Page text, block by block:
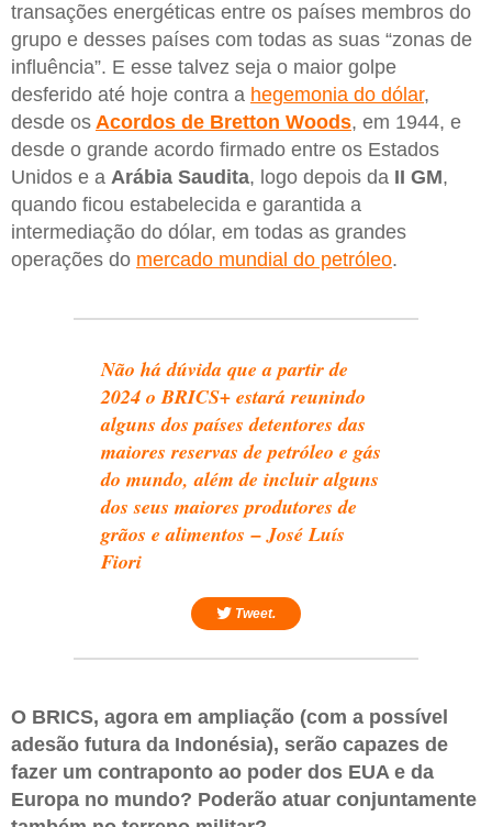
transações energéticas entre os países membros do
grupo e desses países com todas as suas “zonas de
influência”. E esse talvez seja o maior golpe
desferido até hoje contra a hegemonia do dólar,
desde os Acordos de Bretton Woods, em 1944, e
desde o grande acordo firmado entre os Estados
Unidos e a Arábia Saudita, logo depois da II GM,
quando ficou estabelecida e garantida a
intermediação do dólar, em todas as grandes
operações do mercado mundial do petróleo.
Não há dúvida que a partir de
2024 o BRICS+ estará reunindo
alguns dos países detentores das
maiores reservas de petróleo e gás
do mundo, além de incluir alguns
dos seus maiores produtores de
grãos e alimentos – José Luís
Fiori
Tweet.
O BRICS, agora em ampliação (com a possível
adesão futura da Indonésia), serão capazes de
fazer um contraponto ao poder dos EUA e da
Europa no mundo? Poderão atuar conjuntamente